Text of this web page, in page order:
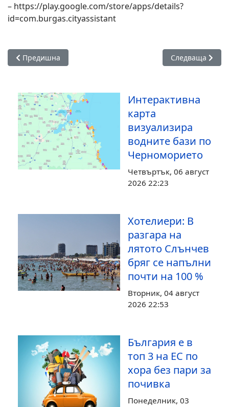
– https://play.google.com/store/apps/details?
id=com.burgas.cityassistant
Предишна статия: Гърция или Турция е по-достъпна за
Предишна Следваща
Следваща
Интерактивна
карта
визуализира
водните бази по
Черноморието
Четвъртък, 06 август
2026 22:23
Хотелиери: В
разгара на
лятото Слънчев
бряг се напълни
почти на 100 %
Вторник, 04 август
2026 22:53
България е в
топ 3 на ЕС по
хора без пари за
почивка
Понеделник, 03